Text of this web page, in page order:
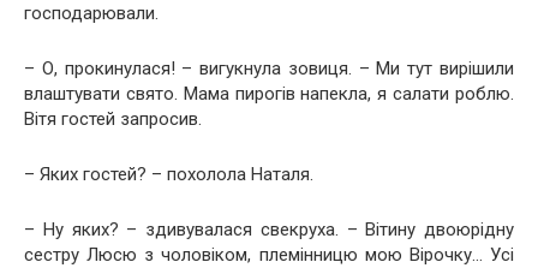
господарювали.
– О, прокинулася! – вигукнула зовиця. – Ми тут вирішили
влаштувати свято. Мама пирогів напекла, я салати роблю.
Вітя гостей запросив.
– Яких гостей? – похолола Наталя.
– Ну яких? – здивувалася свекруха. – Вітину двоюрідну
сестру Люсю з чоловіком, племінницю мою Вірочку… Усі